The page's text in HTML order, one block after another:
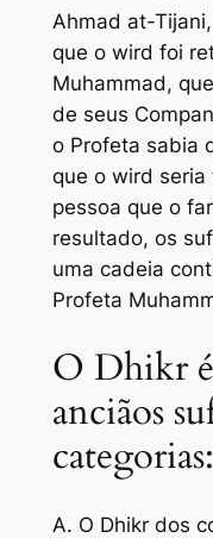
Ahmad at-
que o wird foi
Muhammad,
de seus
o Profeta sabia
que o wird seria
pessoa que o
resultado, os
uma cadeia
Profeta
O Dhikr é
anciãos
categorias:
A. O Dhikr dos